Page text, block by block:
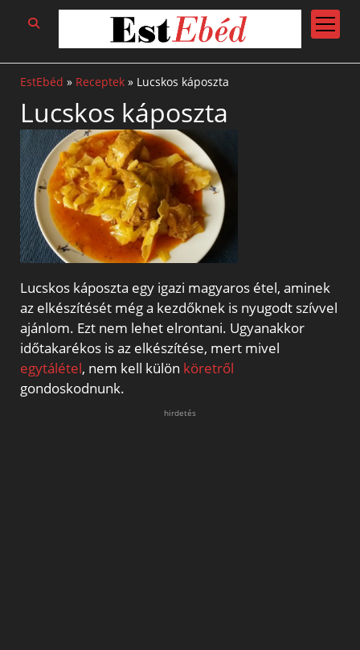
open
menu
EstEbéd » Receptek» Lucskos káposzta
Lucskos káposzta
Lucskos káposzta egy igazi magyaros étel, aminek
az elkészítését még a kezdőknek is nyugodt szívvel
ajánlom. Ezt nem lehet elrontani. Ugyanakkor
időtakarékos is az elkészítése, mert mivel
egytálétel, nem kell külön köretről
gondoskodnunk.
hirdetés